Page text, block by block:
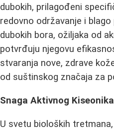
dubokih, prilagođeni
redovno održavanje i
dubokih bora, ožiljaka od
potvrđuju njegovu
stvaranja nove, zdrave
od suštinskog značaja za
Snaga Aktivnog
U svetu bioloških tretmana,